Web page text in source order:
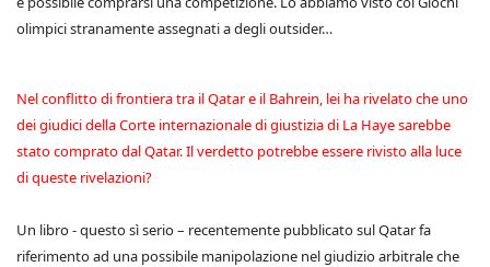
olimpici stranamente assegnati a degli outsider…
Nel conflitto di frontiera tra il Qatar e il Bahrein, lei ha rivelato che uno
dei giudici della Corte internazionale di giustizia di La Haye sarebbe
stato comprato dal Qatar. Il verdetto potrebbe essere rivisto alla luce
di queste rivelazioni?
Un libro - questo sì serio – recentemente pubblicato sul Qatar fa
riferimento ad una possibile manipolazione nel giudizio arbitrale che